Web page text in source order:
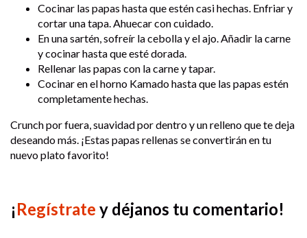
Cocinar las papas hasta que estén casi hechas. Enfriar y
cortar una tapa. Ahuecar con cuidado.
En una sartén, sofreír la cebolla y el ajo. Añadir la carne
y cocinar hasta que esté dorada.
Rellenar las papas con la carne y tapar.
Cocinar en el horno Kamado hasta que las papas estén
completamente hechas.
Crunch por fuera, suavidad por dentro y un relleno que te deja
deseando más. ¡Estas papas rellenas se convertirán en tu
nuevo plato favorito!
¡Regístrate y déjanos tu comentario!